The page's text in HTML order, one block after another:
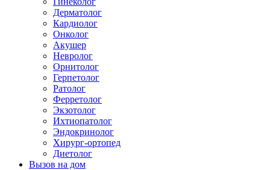
Дерматолог
Кардиолог
Онколог
Акушер
Невролог
Орнитолог
Герпетолог
Ратолог
Ферретолог
Экзотолог
Ихтиопатолог
Эндокринолог
Хирург-ортопед
Диетолог
Вызов на дом